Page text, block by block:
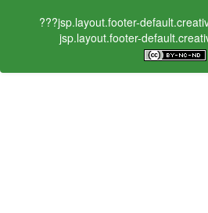
???jsp.layout.footer-
jsp.layout.footer-